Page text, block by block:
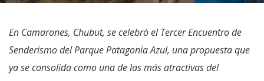
En Camarones, Chubut, se celebró el Tercer Encuentro de
Senderismo del Parque Patagonia Azul, una propuesta que
ya se consolida como una de las más atractivas del